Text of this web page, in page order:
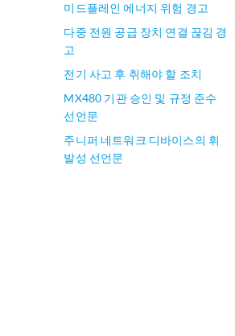
미드플레인 에너지 위험 경고
다중 전원 공급 장치 연결 끊김 경
고
전기 사고 후 취해야 할 조치
MX480 기관 승인 및 규정 준수
선언문
주니퍼 네트워크 디바이스의 휘
발성 선언문